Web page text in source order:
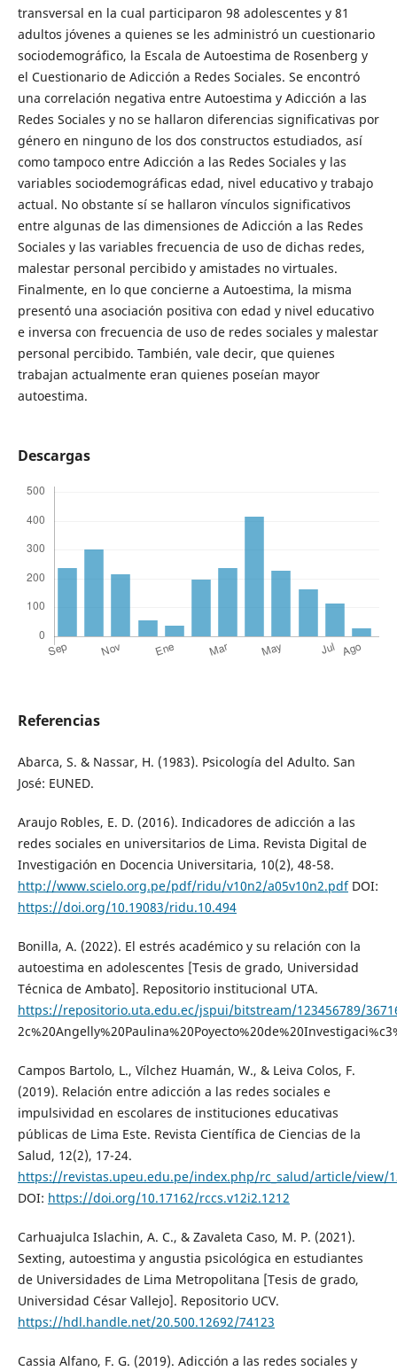
transversal en la cual participaron 98 adolescentes y 81
adultos jóvenes a quienes se les administró un cuestionario
sociodemográfico, la Escala de Autoestima de Rosenberg y
el Cuestionario de Adicción a Redes Sociales. Se encontró
una correlación negativa entre Autoestima y Adicción a las
Redes Sociales y no se hallaron diferencias significativas por
género en ninguno de los dos constructos estudiados, así
como tampoco entre Adicción a las Redes Sociales y las
variables sociodemográficas edad, nivel educativo y trabajo
actual. No obstante sí se hallaron vínculos significativos
entre algunas de las dimensiones de Adicción a las Redes
Sociales y las variables frecuencia de uso de dichas redes,
malestar personal percibido y amistades no virtuales.
Finalmente, en lo que concierne a Autoestima, la misma
presentó una asociación positiva con edad y nivel educativo
e inversa con frecuencia de uso de redes sociales y malestar
personal percibido. También, vale decir, que quienes
trabajan actualmente eran quienes poseían mayor
autoestima.
Descargas
Referencias
Abarca, S. & Nassar, H. (1983). Psicología del Adulto. San
José: EUNED.
Araujo Robles, E. D. (2016). Indicadores de adicción a las
redes sociales en universitarios de Lima. Revista Digital de
Investigación en Docencia Universitaria, 10(2), 48-58.
http://www.scielo.org.pe/pdf/ridu/v10n2/a05v10n2.pdfDOI:
https://doi.org/10.19083/ridu.10.494
Bonilla, A. (2022). El estrés académico y su relación con la
autoestima en adolescentes [Tesis de grado, Universidad
Técnica de Ambato]. Repositorio institucional UTA.
https://repositorio.uta.edu.ec/jspui/bitstream/123456789/
Campos Bartolo, L., Vílchez Huamán, W., & Leiva Colos, F.
(2019). Relación entre adicción a las redes sociales e
impulsividad en escolares de instituciones educativas
públicas de Lima Este. Revista Científica de Ciencias de la
Salud, 12(2), 17-24.
https://revistas.upeu.edu.pe/index.php/rc_salud/article/view/
DOI: https://doi.org/10.17162/rccs.v12i2.1212
Carhuajulca Islachin, A. C., & Zavaleta Caso, M. P. (2021).
Sexting, autoestima y angustia psicológica en estudiantes
de Universidades de Lima Metropolitana [Tesis de grado,
Universidad César Vallejo]. Repositorio UCV.
https://hdl.handle.net/20.500.12692/74123
Cassia Alfano, F. G. (2019). Adicción a las redes sociales y